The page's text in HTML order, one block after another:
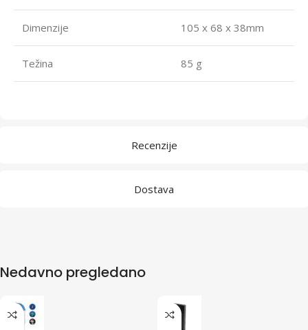
Recenzije
Dostava
Dimenzije 105 x 68 x 38mm
Težina 85 g
Nedavno pregledano